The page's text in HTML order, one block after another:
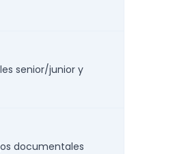
senior/junior y
documentales